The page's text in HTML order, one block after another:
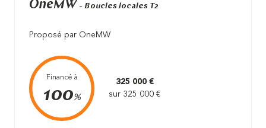
OneMW - Boucles locales T2
Proposé par OneMW
Financé à
100%
325 000 €
sur 325 000 €